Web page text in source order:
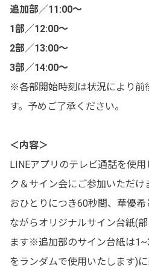
追加部／11:00～
1部／12:00～
2部／13:00～
3部／14:00～
※各部開始時刻は状況により前
す。予めご了承ください。
＜内容＞
LINEアプリのテレビ通話を使
ク＆サイン会にご参加いただけ
おひとりにつき60秒間、華優
ながらオリジナルサイン台紙(
ます※追加部のサイン台紙は
をランダムで使用いたします)